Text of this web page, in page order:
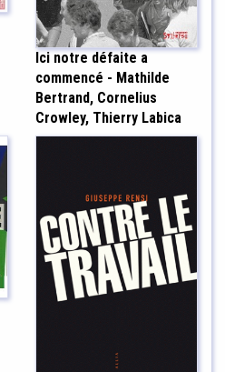
Ici notre défaite a
commencé - Mathilde
Bertrand, Cornelius
Crowley, Thierry Labica